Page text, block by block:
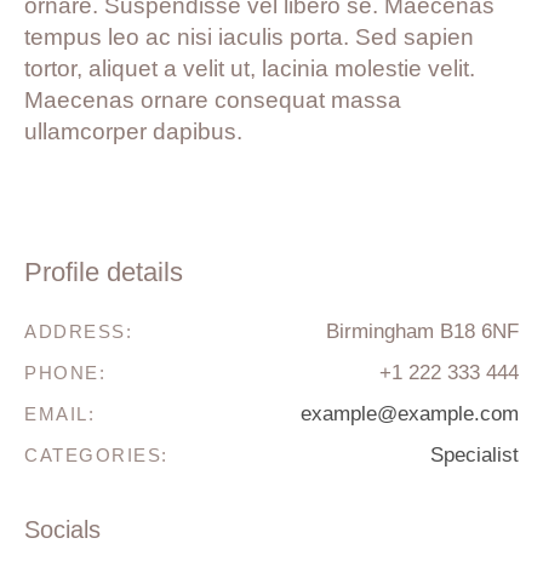
Profile details
ADDRESS: Birmingham B18 6NF
PHONE: +1 222 333 444
EMAIL: example@example.com
CATEGORIES: Specialist
Socials
ornare. Suspendisse vel libero se. Maecenas
tempus leo ac nisi iaculis porta. Sed sapien
tortor, aliquet a velit ut, lacinia molestie velit.
Maecenas ornare consequat massa
ullamcorper dapibus.